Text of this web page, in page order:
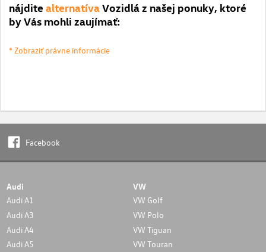
nájdite alternatívaVozidlá z našej ponuky, ktoré
by Vás mohli zaujímať:
* Zobraziť právne informácie
Facebook
Audi
Audi A1
Audi A3
Audi A4
Audi A5
VW
VW Golf
VW Polo
VW Tiguan
VW Touran